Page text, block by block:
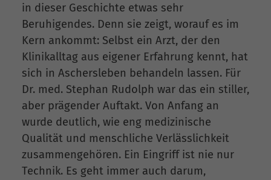
in dieser Geschichte etwas sehr
Beruhigendes. Denn sie zeigt, worauf es im
Kern ankommt: Selbst ein Arzt, der den
Klinikalltag aus eigener Erfahrung kennt, hat
sich in Aschersleben behandeln lassen. Für
Dr. med. Stephan Rudolph war das ein stiller,
aber prägender Auftakt. Von Anfang an
wurde deutlich, wie eng medizinische
Qualität und menschliche Verlässlichkeit
zusammengehören. Ein Eingriff ist nie nur
Technik. Es geht immer auch darum,